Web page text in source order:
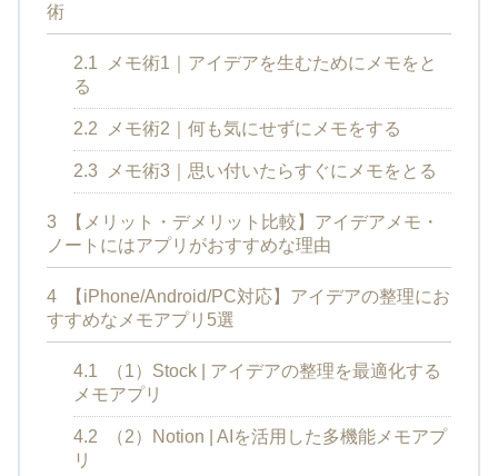
術
2.1
メモ術1｜アイデアを生むためにメモをと
る
2.2 メモ術2｜何も気にせずにメモをする
2.3 メモ術3｜思い付いたらすぐにメモをとる
3
【メリット・デメリット比較】アイデアメモ・
ノートにはアプリがおすすめな理由
4
【iPhone/Android/PC対応】アイデアの整理にお
すすめなメモアプリ5選
4.1
（1）Stock | アイデアの整理を最適化する
メモアプリ
4.2
（2）Notion | AIを活用した多機能メモアプ
リ